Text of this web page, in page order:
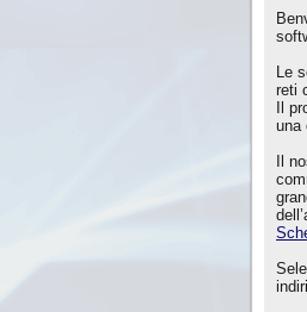
Le
reti
Il
una
Il